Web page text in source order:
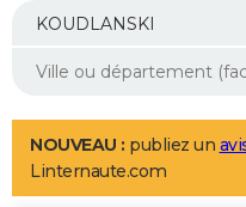
Mobiles
Meilleur smartphone
Internet
Ordinateurs
Jeux vidéo
Guide high-tech
Aménagement intérieur
LIFESTYLE
Art de vivre
Bien-être
Loisirs
Mode
Modes de vie
NOUVEAU : publiez un
Linternaute.com